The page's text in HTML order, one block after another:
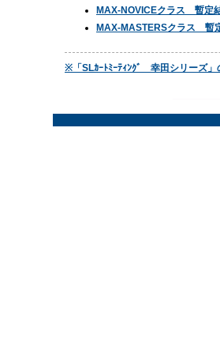
MAX-NOVICEクラス 暫定
MAX-MASTERSクラス 暫
※「SLｶｰﾄﾐｰﾃｨﾝｸﾞ 幸田シリーズ」